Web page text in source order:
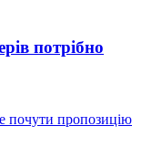
потрібно